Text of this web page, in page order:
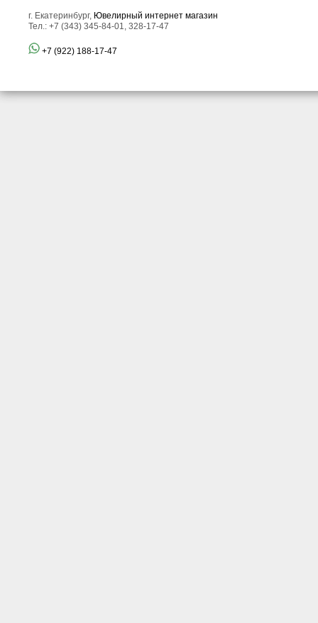
г. Екатеринбург, Ювелирный интернет магазин
Тел.: +7 (343) 345-84-01, 328-17-47
+7 (922) 188-17-47